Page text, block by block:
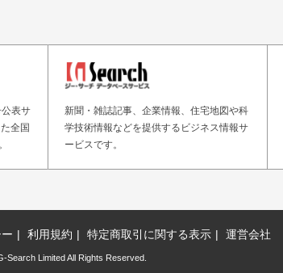
表サ
全国
新聞・雑誌記事、企業情報、住宅地図や科
学技術情報などを提供するビジネス情報サ
ービスです。
利用規約 特定商取引に関する表示 運営会社
Search Limited All Rights Reserved.